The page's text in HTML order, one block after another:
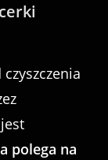
polega na